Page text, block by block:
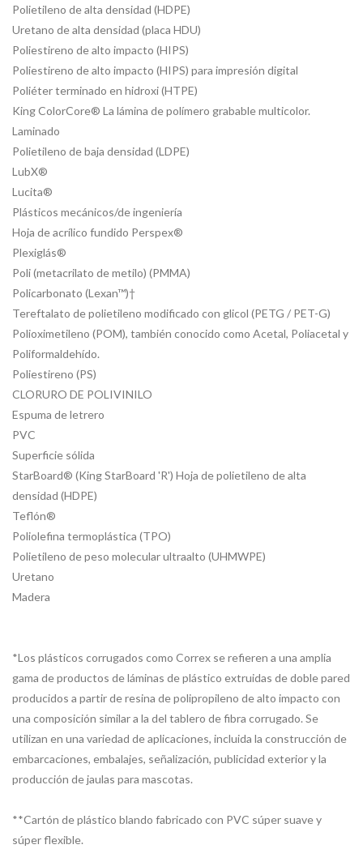
Polietileno de alta densidad (HDPE)
Uretano de alta densidad (placa HDU)
Poliestireno de alto impacto (HIPS)
Poliestireno de alto impacto (HIPS) para impresión digital
Poliéter terminado en hidroxi (HTPE)
King ColorCore® La lámina de polímero grabable multicolor.
Laminado
Polietileno de baja densidad (LDPE)
LubX®
Lucita®
Plásticos mecánicos/de ingeniería
Hoja de acrílico fundido Perspex®
Plexiglás®
Poli (metacrilato de metilo) (PMMA)
Policarbonato (Lexan™)†
Tereftalato de polietileno modificado con glicol (PETG / PET-G)
Polioximetileno (POM), también conocido como Acetal, Poliacetal y
Poliformaldehído.
Poliestireno (PS)
CLORURO DE POLIVINILO
Espuma de letrero
PVC
Superficie sólida
StarBoard® (King StarBoard 'R') Hoja de polietileno de alta
densidad (HDPE)
Teflón®
Poliolefina termoplástica (TPO)
Polietileno de peso molecular ultraalto (UHMWPE)
Uretano
Madera
*Los plásticos corrugados como Correx se refieren a una amplia
gama de productos de láminas de plástico extruidas de doble pared
producidos a partir de resina de polipropileno de alto impacto con
una composición similar a la del tablero de fibra corrugado. Se
utilizan en una variedad de aplicaciones, incluida la construcción de
embarcaciones, embalajes, señalización, publicidad exterior y la
producción de jaulas para mascotas.
**Cartón de plástico blando fabricado con PVC súper suave y
súper flexible.